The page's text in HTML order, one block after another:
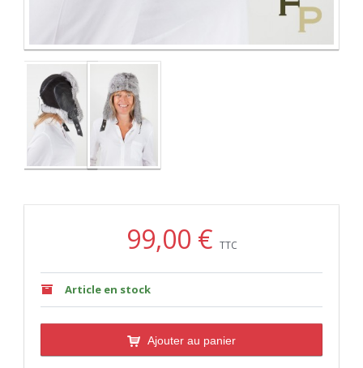
99,00 € TTC
Article en stock
Ajouter au panier